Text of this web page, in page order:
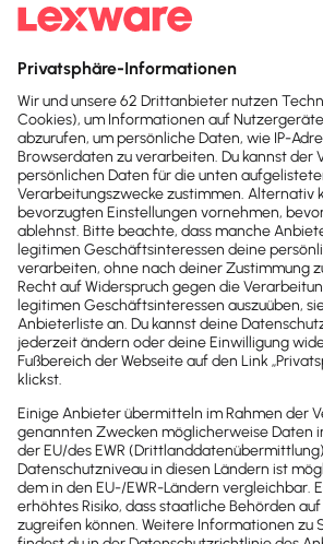
sodass das Stammkapital die
darstellt.
Unternehmergesellschaft
haftungsbeschränkt
Da vor allem kleine
der Stammeinlage von 25.000
GmbH oft genug überfordert
Unternehmergesellschaft
(haftungsbeschränkt)als
geschaffen: Als Stammkapital
kleinere Geldbeträge,
werden – ein Steuer- oder
Unternehmensberater gibt
Auskunft. Sobald die UG
erwirtschaftet, musst du das
sukzessive erhöhen, bis die